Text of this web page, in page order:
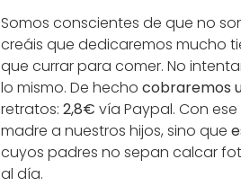
Somos conscientes de que no
creáis que dedicaremos mucho
que currar para comer. No
lo mismo. De hecho cobraremos
retratos: 2,8€ vía Paypal. Con
madre a nuestros hijos, sino que
cuyos padres no sepan calcar
al día.